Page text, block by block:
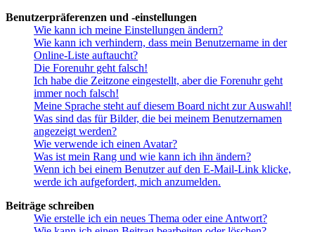
Benutzerpräferenzen und -einstellungen
Wie kann ich meine Einstellungen ändern?
Wie kann ich verhindern, dass mein Benutzername in der
Online-Liste auftaucht?
Die Forenuhr geht falsch!
Ich habe die Zeitzone eingestellt, aber die Forenuhr geht
immer noch falsch!
Meine Sprache steht auf diesem Board nicht zur Auswahl!
Was sind das für Bilder, die bei meinem Benutzernamen
angezeigt werden?
Wie verwende ich einen Avatar?
Was ist mein Rang und wie kann ich ihn ändern?
Wenn ich bei einem Benutzer auf den E-Mail-Link klicke,
werde ich aufgefordert, mich anzumelden.
Beiträge schreiben
Wie erstelle ich ein neues Thema oder eine Antwort?